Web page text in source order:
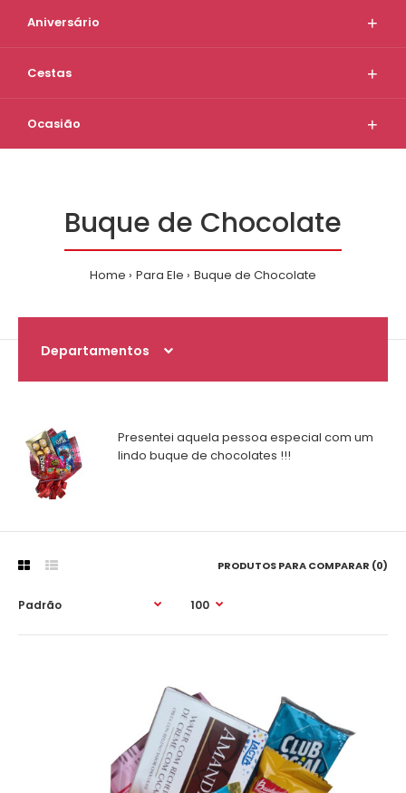
Aniversário
Cestas
Ocasião
Buque de Chocolate
Home Para Ele Buque de Chocolate
Departamentos
Presentei aquela pessoa especial com um
lindo buque de chocolates !!!
PRODUTOS PARA COMPARAR (0)